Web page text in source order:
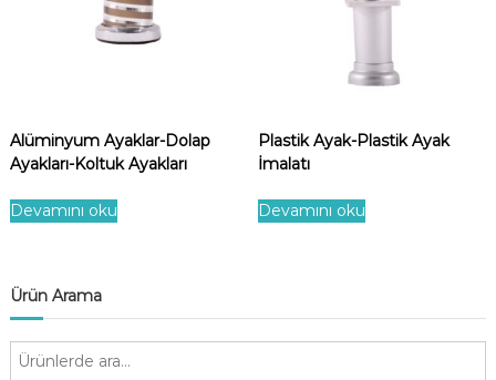
Alüminyum Ayaklar-Dolap
Ayakları-Koltuk Ayakları
Devamını oku
Plastik Ayak-Plastik Ayak
İmalatı
Devamını oku
Ürün Arama